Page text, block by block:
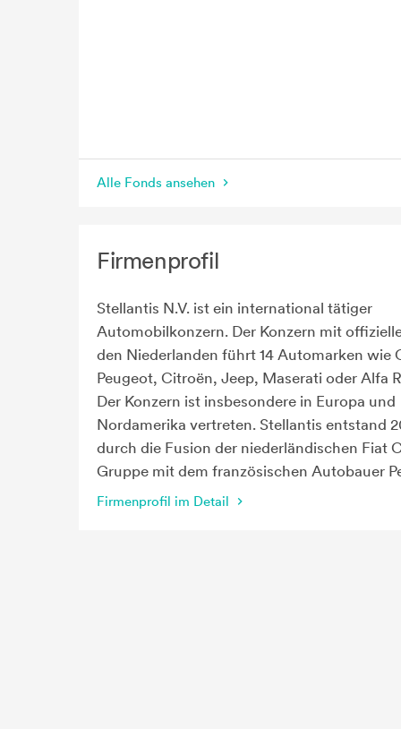
Alle Fonds ansehen
Firmenprofil
Stellantis N.V. ist ein international tätiger
Automobilkonzern. Der Konzern mit
den Niederlanden führt 14 Automarken wie
Peugeot, Citroën, Jeep, Maserati oder Alfa
Der Konzern ist insbesondere in Europa und
Nordamerika vertreten. Stellantis entstand
durch die Fusion der niederländischen Fiat
Gruppe mit dem französischen Autobauer
Firmenprofil im Detail